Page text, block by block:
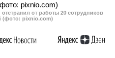
от работы 20 сотрудников
(фото: pixnio.com)